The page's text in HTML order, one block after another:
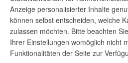
Wir bieten:
- Praktika
- Bachelor- und
- Berufseinstieg als
Ihre 100 zukünftigen
Anzeige personalisierter Inhalte
können selbst entscheiden, welche
zulassen möchten. Bitte beachten
Ihrer Einstellungen womöglich nicht
Funktionalitäten der Seite zur